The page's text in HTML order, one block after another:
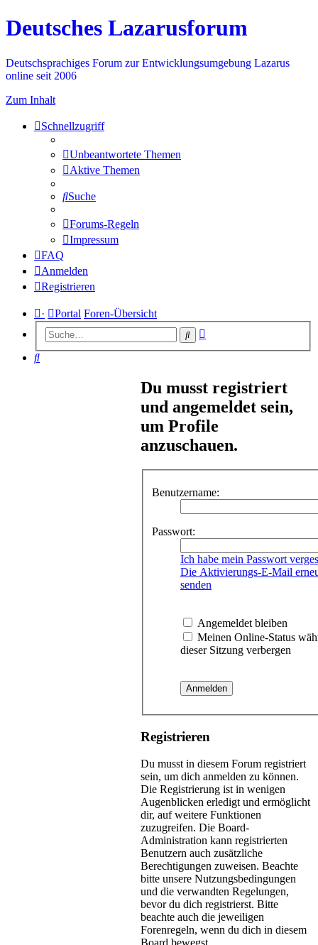
Deutsches Lazarusforum
Deutschsprachiges Forum zur Entwicklungsumgebung Lazarus
online seit 2006
Zum Inhalt
Schnellzugriff
Unbeantwortete Themen
Aktive Themen
Suche
Forums-Regeln
Impressum
FAQ
Anmelden
Registrieren
· Portal Foren-Übersicht
Suche
Suche
Du musst registriert
und angemeldet sein,
um Profile
anzuschauen.
Benutzername:
Passwort:
Ich habe mein Passwort
Die Aktivierungs-E-Mail
senden
Angemeldet bleiben
Meinen Online-Status
dieser Sitzung verbergen
Registrieren
Du musst in diesem Forum registriert
sein, um dich anmelden zu können.
Die Registrierung ist in wenigen
Augenblicken erledigt und ermöglicht
dir, auf weitere Funktionen
zuzugreifen. Die Board-
Administration kann registrierten
Benutzern auch zusätzliche
Berechtigungen zuweisen. Beachte
bitte unsere Nutzungsbedingungen
und die verwandten Regelungen,
bevor du dich registrierst. Bitte
beachte auch die jeweiligen
Forenregeln, wenn du dich in diesem